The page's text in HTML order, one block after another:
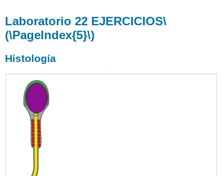
Laboratorio 22 EJERCICIOS\
(\PageIndex{5}\)
Histología